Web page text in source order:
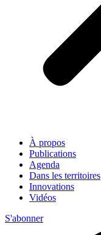
À propos
Publications
Agenda
Dans les territoires
Innovations
Vidéos
S'abonner